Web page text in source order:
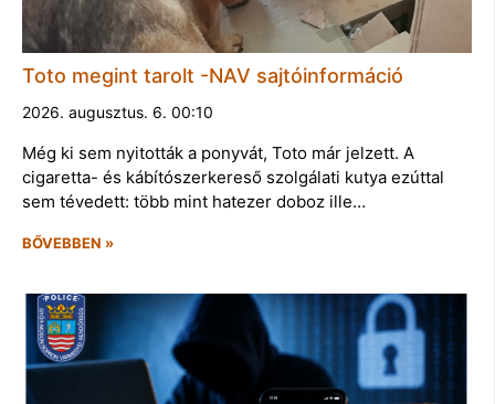
Toto megint tarolt -NAV sajtóinformáció
2026. augusztus. 6. 00:10
Még ki sem nyitották a ponyvát, Toto már jelzett. A
cigaretta- és kábítószerkereső szolgálati kutya ezúttal
sem tévedett: több mint hatezer doboz ille…
BŐVEBBEN »